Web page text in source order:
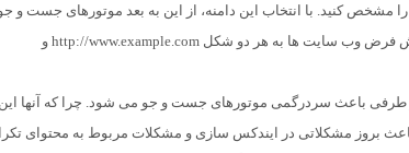
مشخص کنید. با انتخاب این دامنه، از این به بعد موتورهای جست و
طول عمر وب سایت) سایت شما را با این دامنه خواهند شناخت. به طور پیش فرض وب سایت ها به هر دو شکل http://www.example.com و
طرفی باعث سردرگمی موتورهای جست و جو می شود. چرا که آنها
بروز مشکلاتی در ایندکس سازی و مشکلات مربوط به محتوای